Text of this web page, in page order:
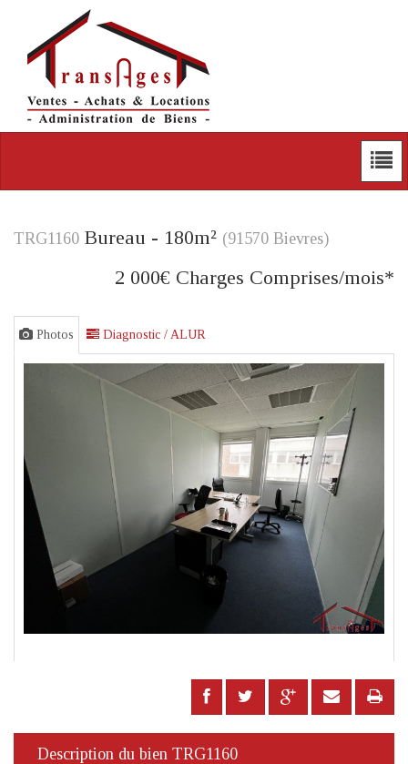
TRG1160 Bureau - 180m² (91570 Bievres)
2 000€ Charges Comprises/mois*
Photos Diagnostic / ALUR
Description du bien TRG1160